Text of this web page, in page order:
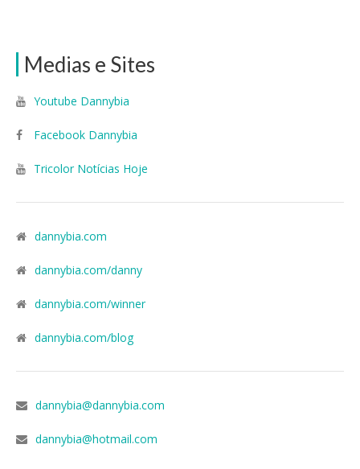
Medias e Sites
Youtube Dannybia
Facebook Dannybia
Tricolor Notícias Hoje
dannybia.com
dannybia.com/danny
dannybia.com/winner
dannybia.com/blog
dannybia@dannybia.com
dannybia@hotmail.com